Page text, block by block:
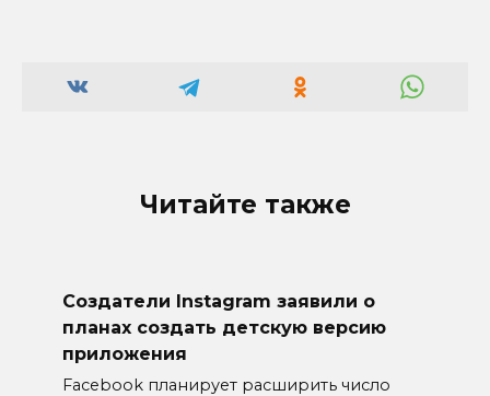
Читайте также
Создатели Instagram заявили о
планах создать детскую версию
приложения
Facebook планирует расширить число